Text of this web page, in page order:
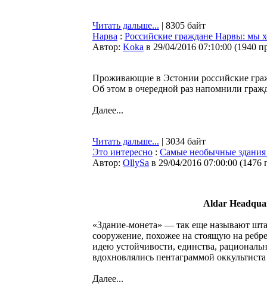
Читать дальше... | 8305 байт
Нарва : Российские граждане Нарвы: мы
Автор: Koka в 29/04/2016 07:10:00 (1940
Проживающие в Эстонии российские
Об этом в очередной раз напомнили
Далее...
Читать дальше... | 3034 байт
Это интересно : Самые необычные
Автор: OllySa в 29/04/2016 07:00:00 (1476
Aldar
«Здание-монета» — так еще называют
сооружение, похожее на стоящую на
идею устойчивости, единства,
вдохновлялись пентаграммой
Далее...